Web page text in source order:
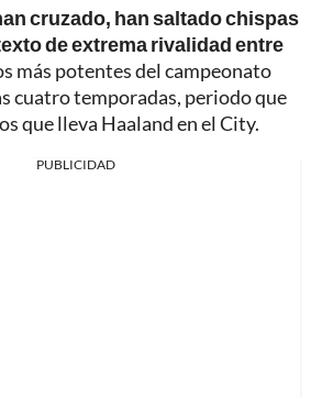
cruzado, han saltado chispas
de extrema rivalidad entre
más potentes del campeonato
cuatro temporadas, periodo que
que lleva Haaland en el City.
PUBLICIDAD